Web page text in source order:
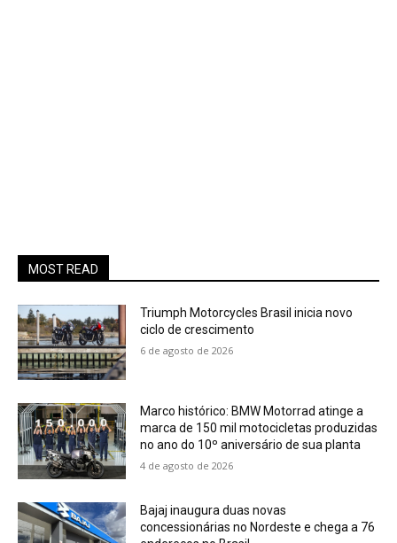
MOST READ
Triumph Motorcycles Brasil inicia novo
ciclo de crescimento
6 de agosto de 2026
Marco histórico: BMW Motorrad atinge a
marca de 150 mil motocicletas produzidas
no ano do 10º aniversário de sua planta
4 de agosto de 2026
Bajaj inaugura duas novas
concessionárias no Nordeste e chega a 76